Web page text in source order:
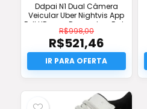
Ddpai N1 Dual Câmera
Veicular Uber Nightvis App
Full HD com Desconto e Frete
Grátis!
R$998,00
O
preço
original
era:
R$998,00.
R$521,46
O
preço
atual
é:
R$521,46.